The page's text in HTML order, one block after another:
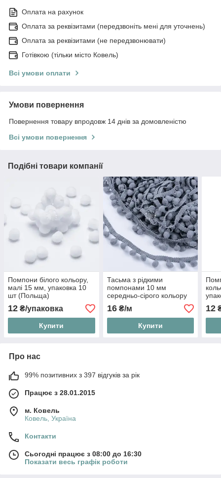
Оплата на рахунок
Оплата за реквізитами (передзвоніть мені для уточнень)
Оплата за реквізитами (не передзвонювати)
Готівкою (тільки місто Ковель)
Всі умови оплати
Умови повернення
Повернення товару впродовж 14 днів за домовленістю
Всі умови повернення
Подібні товари компанії
Помпони білого кольору,
малі 15 мм, упаковка 10
шт (Польща)
12 ₴/упаковка
Купити
Тасьма з рідкими
помпонами 10 мм
середньо-сірого кольору
16₴/м
Купити
12
Про нас
99% позитивних з 397 відгуків за рік
Працює з 28.01.2015
м. Ковель
Ковель, Україна
Контакти
Сьогодні працює з 08:00 до 16:30
Показати весь графік роботи